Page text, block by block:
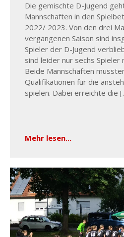
Die gemischte D-Jugend
Mannschaften in den
2022/ 2023. Von den drei
vergangenen Saison sind
Spieler der D-Jugend
sind leider nur sechs Spieler
Beide Mannschaften
Qualifikationen für die
spielen. Dabei erreichte die
Mehr lesen...